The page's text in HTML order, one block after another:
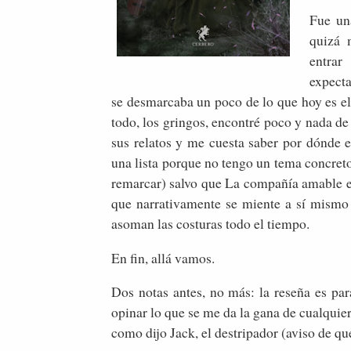
Fue
quizá
se desmarcaba un poco de lo que hoy es
todo, los gringos, encontré poco y nada
sus relatos y me cuesta saber por dónde
una lista porque no tengo un tema
remarcar) salvo que La compañía amable
que narrativamente se miente a sí
asoman las costuras todo el tiempo.
En fin, allá vamos.
Dos notas antes, no más: la reseña es
opinar lo que se me da la gana de
como dijo Jack, el destripador (aviso de